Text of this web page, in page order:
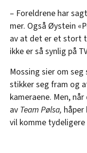
– Foreldrene har
mer. Også Øystein
av at det er et stort
ikke er så synlig på
Mossing sier om
stikker seg fram og
kameraene. Men,
av Team Pølsa,
vil komme tydeligere